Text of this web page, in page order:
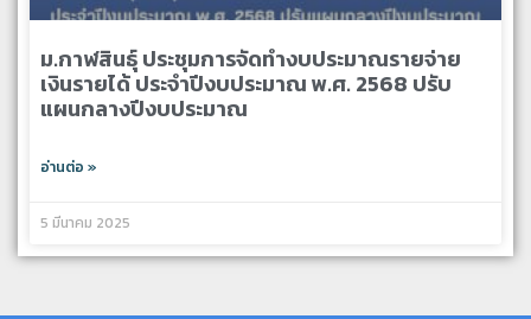
ม.กาฬสินธุ์ ประชุมการจัดทำงบประมาณรายจ่าย
เงินรายได้ ประจำปีงบประมาณ พ.ศ. 2568 ปรับ
แผนกลางปีงบประมาณ
อ่านต่อ »
5 มีนาคม 2025